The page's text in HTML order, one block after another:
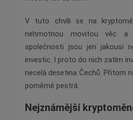
V tuto chvíli se na
nehmotnou movitou věc
společnosti jsou jen jakousi
investic. I proto do nich zatím
necelá desetina Čechů. Přitom
poměrně pestrá.
Nejznámější